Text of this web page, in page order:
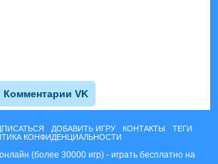
Комментарии VK
ДОБАВИТЬ ИГРУ КОНТАКТЫ
ТЕГИ
КОНФИДЕНЦИАЛЬНОСТИ
(более 30000 игр) - играть бесплатно на